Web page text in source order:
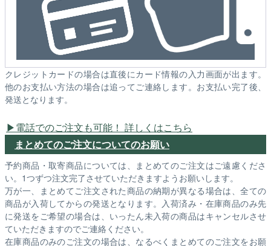
クレジットカードの場合は直後にカード情報の入力画面が出ます。
他のお支払い方法の場合は追ってご連絡します。お支払い完了後、
発送となります。
電話でのご注文も可能！ 詳しくはこちら
まとめてのご注文についてのお願い
予約商品・取寄商品については、まとめてのご注文はご遠慮くださ
い。1つずつ注文完了させていただきますようお願いします。
万が一、まとめてご注文された商品の納期が異なる場合は、全ての
商品が入荷してからの発送となります。入荷済み・在庫商品のみ先
に発送をご希望の場合は、いったん未入荷の商品はキャンセルさせ
ていただきますのでご連絡ください。
在庫商品のみのご注文の場合は、なるべくまとめてのご注文をお願